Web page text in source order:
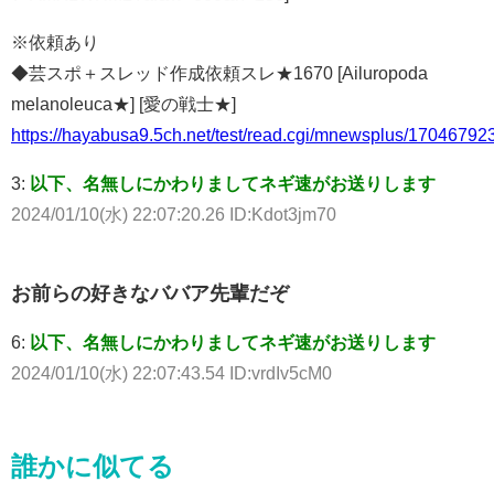
※依頼あり
◆芸スポ＋スレッド作成依頼スレ★1670 [Ailuropoda
melanoleuca★] [愛の戦士★]
https://hayabusa9.5ch.net/test/read.cgi/mnewsplus/
3: 以下、名無しにかわりましてネギ速がお送りします
2024/01/10(水) 22:07:20.26 ID:Kdot3jm70
お前らの好きなババア先輩だぞ
6: 以下、名無しにかわりましてネギ速がお送りします
2024/01/10(水) 22:07:43.54 ID:vrdIv5cM0
誰かに似てる